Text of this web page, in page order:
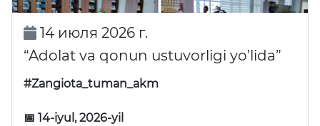
14 июля 2026 г.
“Adolat va qonun ustuvorligi yo’lida”
#Zangiota_tuman_akm
📅 14-iyul, 2026-yil